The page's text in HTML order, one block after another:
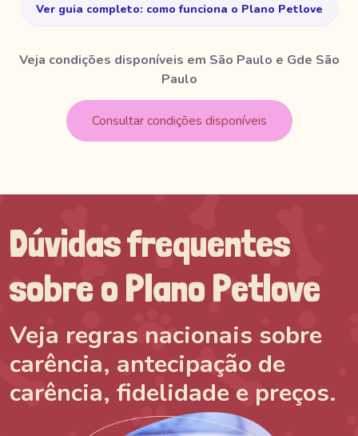
Ver guia completo: como funciona o Plano Petlove
Veja condições disponíveis em São Paulo e Gde São
Paulo
Consultar condições disponíveis
Dúvidas frequentes
sobre o Plano Petlove
Veja regras nacionais sobre
carência, antecipação de
carência, fidelidade e preços.